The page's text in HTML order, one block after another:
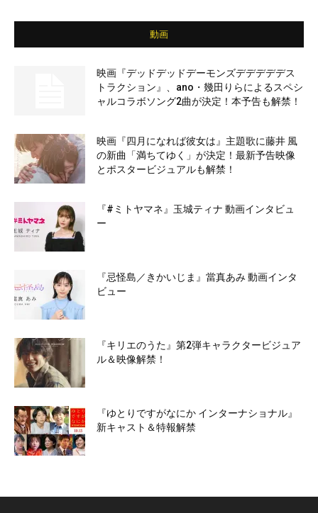
動画
映画『デッドデッドデーモンズデデデデデス
トラクション』、ano・幾田りらによるスペシ
ャルコラボソング2曲が決定！本予告も解禁！
映画『四月になれば彼女は』主題歌に藤井 風
の新曲「満ちてゆく」が決定！最新予告映像
とポスタービジュアルも解禁！
『#ミトヤマネ』玉城ティナ 動画インタビュ
ー
『忌怪島／きかいじま』當真あみ 動画インタ
ビュー
『キリエのうた』第2弾キャラクタービジュア
ル＆映像解禁！
『ゆとりですがなにか インターナショナル』
新キャスト＆特報解禁